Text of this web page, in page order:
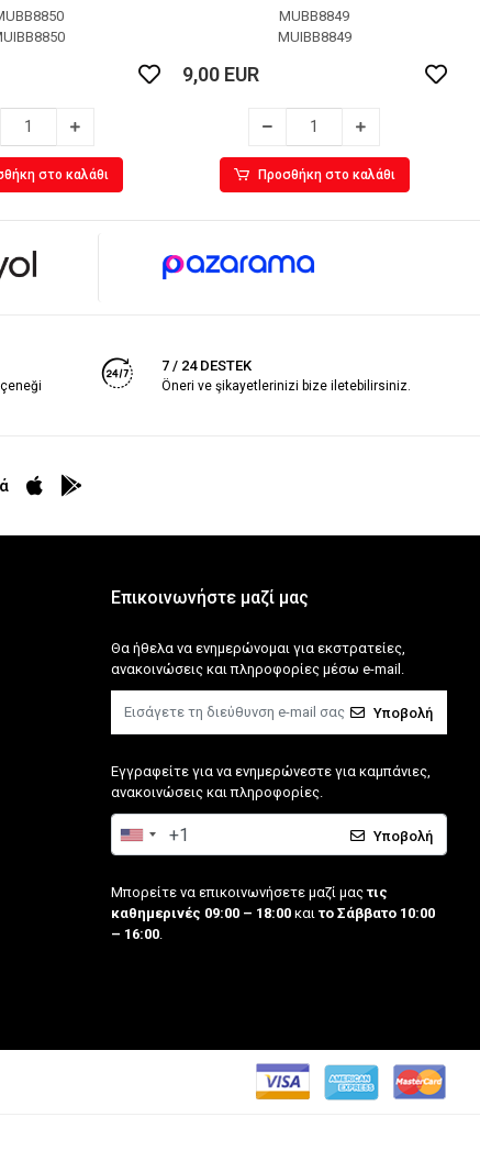
στο καλάθι
MUBB8849
MUIBB8849
9,00 EUR
Προσθήκη στο καλάθι
7 / 24 DESTEK
Öneri ve şikayetlerinizi bize iletebilirsiniz.
Επικοινωνήστε μαζί μας
Θα ήθελα να ενημερώνομαι για εκστρατείες,
ανακοινώσεις και πληροφορίες μέσω e-mail.
Υποβολή
Εγγραφείτε για να ενημερώνεστε για καμπάνιες,
ανακοινώσεις και πληροφορίες.
Υποβολή
Μπορείτε να επικοινωνήσετε μαζί μαςτις
καθημερινές 09:00 – 18:00καιτο Σάββατο 10:00
– 16:00.